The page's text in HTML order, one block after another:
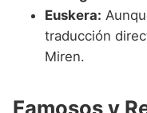
Euskera:
traducción
Miren.
Famosos y